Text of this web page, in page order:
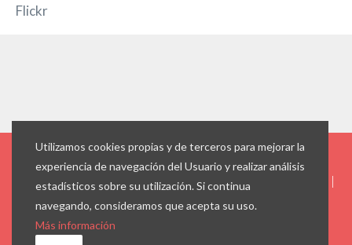
Flickr
PantallasAmigas info@pantallasamigas.net
|
Utilizamos cookies propias y de terceros para mejorar la
experiencia de navegación del Usuario y realizar análisis
estadísticos sobre su utilización. Si continua
navegando, consideramos que acepta su uso.
Más información